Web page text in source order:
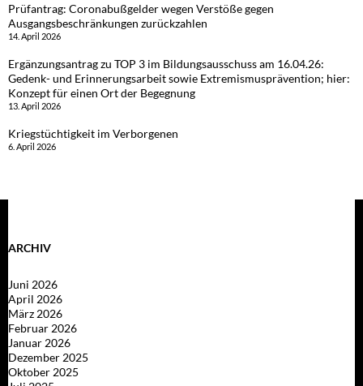
Prüfantrag: Coronabußgelder wegen Verstöße gegen
Ausgangsbeschränkungen zurückzahlen
14. April 2026
Ergänzungsantrag zu TOP 3 im Bildungsausschuss am 16.04.26:
Gedenk- und Erinnerungsarbeit sowie Extremismusprävention; hier:
Konzept für einen Ort der Begegnung
13. April 2026
Kriegstüchtigkeit im Verborgenen
6. April 2026
ARCHIV
Juni 2026
April 2026
März 2026
Februar 2026
Januar 2026
Dezember 2025
Oktober 2025